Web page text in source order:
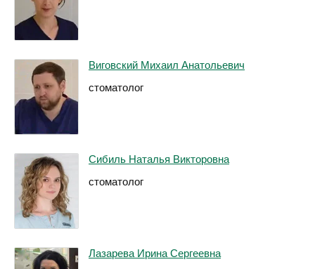
Виговский Михаил Анатольевич
стоматолог
Сибиль Наталья Викторовна
стоматолог
Лазарева Ирина Сергеевна